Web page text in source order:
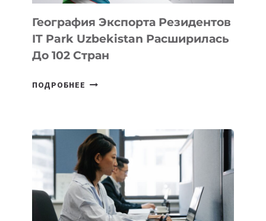
География Экспорта Резидентов
IT Park Uzbekistan Расширилась
До 102 Стран
ПОДРОБНЕЕ ГЕОГРАФИЯ
PARK
UZBEKISTAN
РАСШИРИЛАСЬ
ДО
102
СТРАН